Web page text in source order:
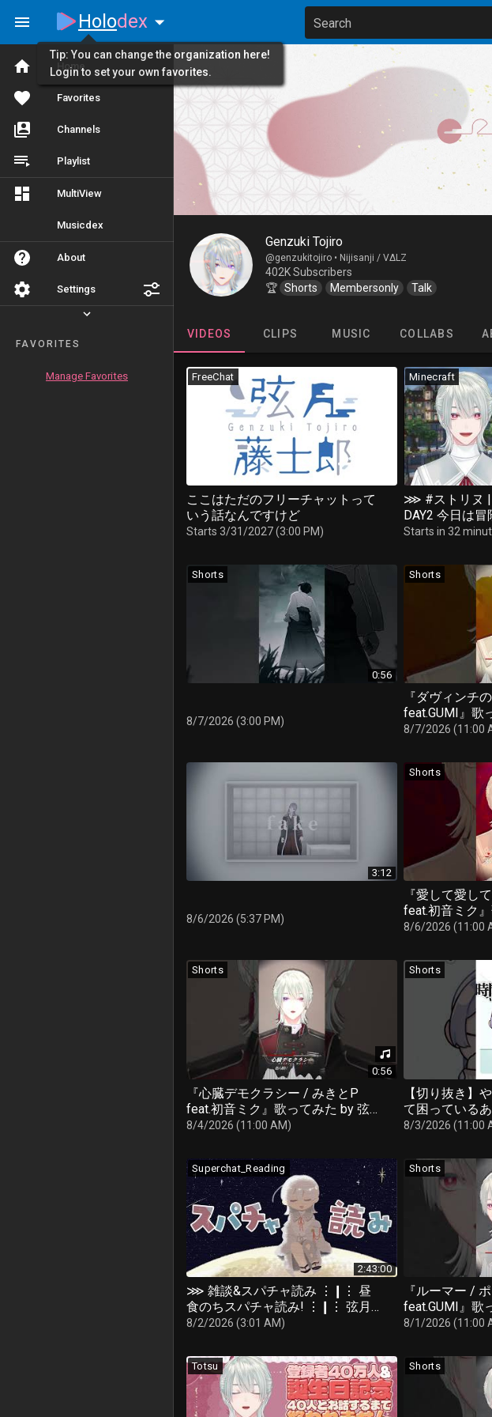
Home
Favorites
Channels
Playlist
MultiView
Musicdex
About
Settings
FAVORITES
Manage Favorites
Holodex Search
Genzuki Tojiro
@genzukitojiro • Nijisanji / VΔLZ
402K Subscribers
🏆 Shorts Membersonly Talk
VIDEOS CLIPS MUSIC COLLABS
FreeChat
ここはただのフリーチャットって
いう話なんですけど
Starts 3/31/2027 (3:00 PM)
Minecraft
⋙ #ストリヌ
DAY2 今日は
藤士郎 / にじ
Starts in 32
Shorts
0:56
8/7/2026 (3:00 PM)
Shorts
『ダヴィンチ
feat.GUMI』歌
士郎(にじさん
8/7/2026 (11:00
3:12
8/6/2026 (5:37 PM)
Shorts
『愛して愛し
feat.初音ミク
月藤士郎(にじ
8/6/2026 (11:00
Shorts
0:56
『心臓デモクラシー / みきとP
feat.初音ミク』歌ってみた by 弦
月藤士郎(にじさんじ)
8/4/2026 (11:00 AM)
Shorts
【切り抜き】
て困っている
郎 / にじさん
8/3/2026 (11:00
Superchat_Reading
2:43:00
⋙ 雑談&スパチャ読み ⋮❙⋮ 昼
食のちスパチャ読み! ⋮❙⋮ 弦月
藤士郎 / にじさんじ ⋘
8/2/2026 (3:01 AM)
Shorts
『ルーマー /
feat.GUMI』歌
士郎(にじさん
8/1/2026 (11:00
Totsu Shorts
Tip: You can change the organization here!
Login to set your own favorites.